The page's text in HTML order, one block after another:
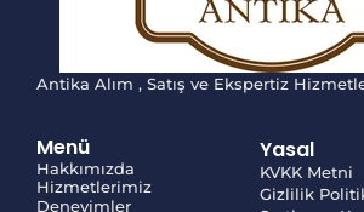
Antika Alım , Satış ve Ekspertiz
Menü
Hakkımızda
Hizmetlerimiz
Deneyimler
Yasal
KVKK Metni
Gizlilik